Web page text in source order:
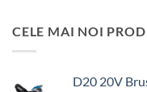
CELE MAI NOI
D20 20V